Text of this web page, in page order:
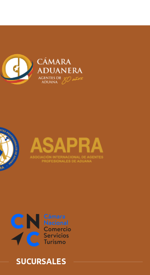
SUCURSALES